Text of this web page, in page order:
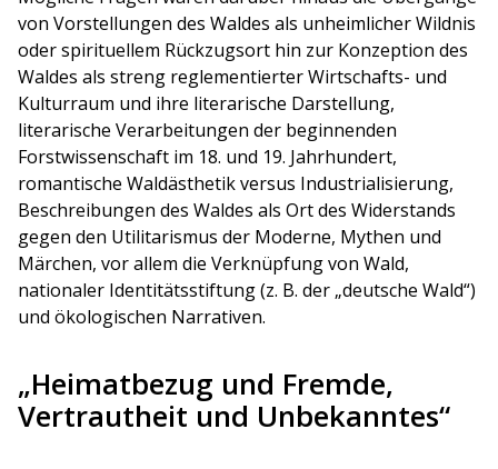
von Vorstellungen des Waldes als unheimlicher Wildnis
oder spirituellem Rückzugsort hin zur Konzeption des
Waldes als streng reglementierter Wirtschafts- und
Kulturraum und ihre literarische Darstellung,
literarische Verarbeitungen der beginnenden
Forstwissenschaft im 18. und 19. Jahrhundert,
romantische Waldästhetik versus Industrialisierung,
Beschreibungen des Waldes als Ort des Widerstands
gegen den Utilitarismus der Moderne, Mythen und
Märchen, vor allem die Verknüpfung von Wald,
nationaler Identitätsstiftung (z. B. der „deutsche Wald“)
und ökologischen Narrativen.
„Heimatbezug und Fremde,
Vertrautheit und Unbekanntes“